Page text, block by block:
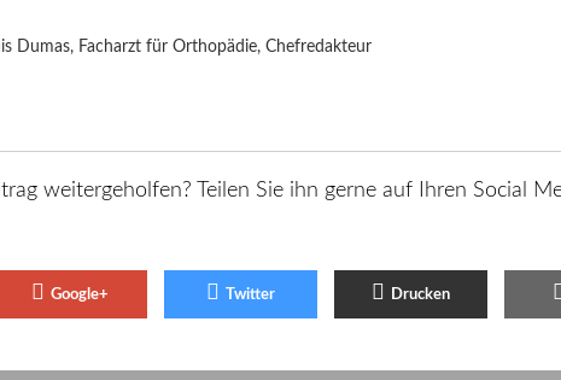
Dumas, Facharzt für Orthopädie, Chefredakteur
weitergeholfen? Teilen Sie ihn gerne auf Ihren Social
Google+ Twitter Drucken